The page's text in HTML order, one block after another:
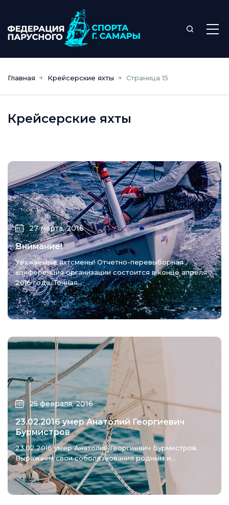
Главная Крейсерские яхты Страница 15
Крейсерские яхты
27 марта, 2016
Внимание!
Уважаемые яхтсмены! Отчетно-перевыборная
конференция организации состоится в конце апреля
2016 года. Точная...
25 февраля, 2016
23.02.2016 умер Анатолий Георгиевич
Бурмистров
23.02.2016 умер Анатолий Георгиевич Бурмистров.
Выражаем свои соболезнования родным и...